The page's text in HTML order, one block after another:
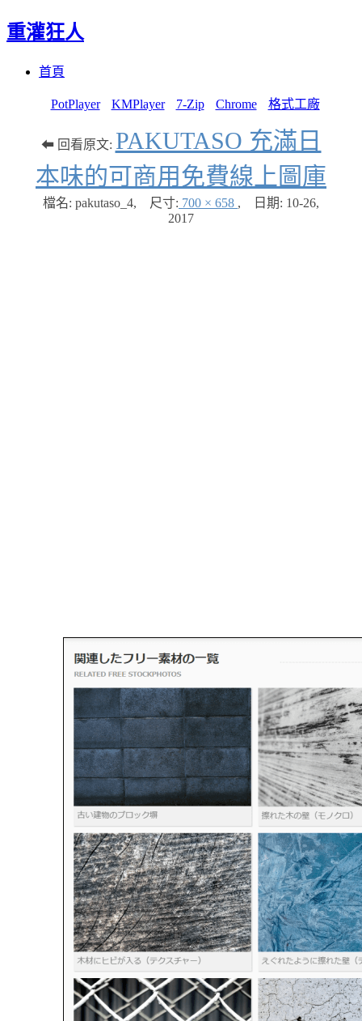
重灌狂人
首頁
PotPlayer KMPlayer 7-Zip Chrome 格式工廠
⬅ 回看原文: PAKUTASO 充滿日
本味的可商用免費線上圖庫
檔名: pakutaso_4, 尺寸: 700 × 658 , 日期: 10-26,
2017